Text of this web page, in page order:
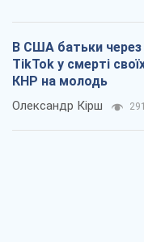
В США батьки
TikTok у смерті
КНР на молодь
Олександр Кірш 291